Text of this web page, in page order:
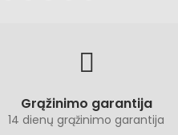
Grąžinimo garantija
14 dienų grąžinimo garantija